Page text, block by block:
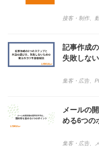
接客・制作、
記事作成
失敗しな
集客・広告、
メールの
める6つの
集客・広告、